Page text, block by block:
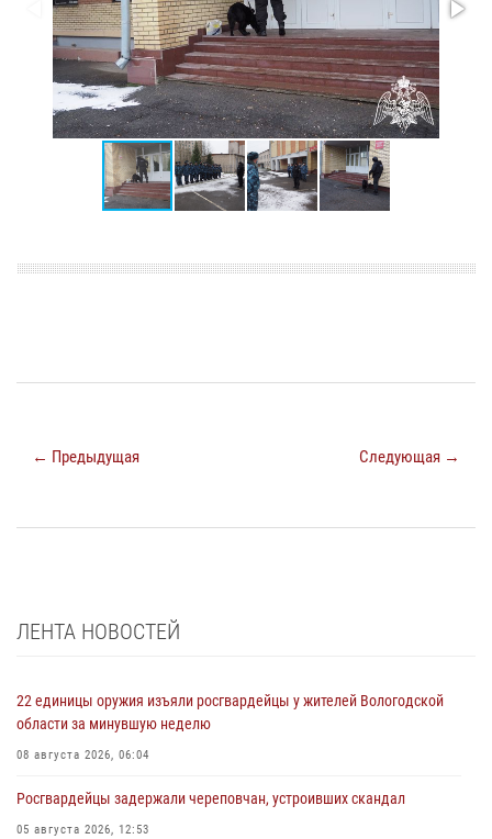
← Предыдущая Следующая →
ЛЕНТА НОВОСТЕЙ
22 единицы оружия изъяли росгвардейцы у жителей Вологодской
области за минувшую неделю
08 августа 2026, 06:04
Росгвардейцы задержали череповчан, устроивших скандал
05 августа 2026, 12:53